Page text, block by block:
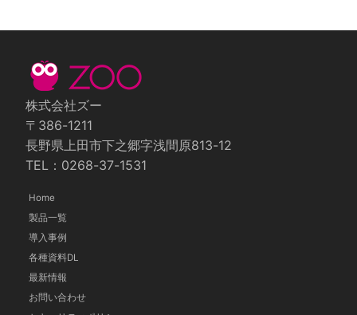
株式会社ズー
〒386-1211
長野県上田市下之郷字浅間原813-12
TEL：0268-37-1531
Home
製品一覧
導入事例
各種資料DL
最新情報
お問い合わせ